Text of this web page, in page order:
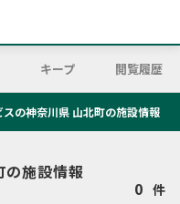
キープ 閲覧履歴
スの神奈川県 山北町の施設情報
の施設情報
0 件